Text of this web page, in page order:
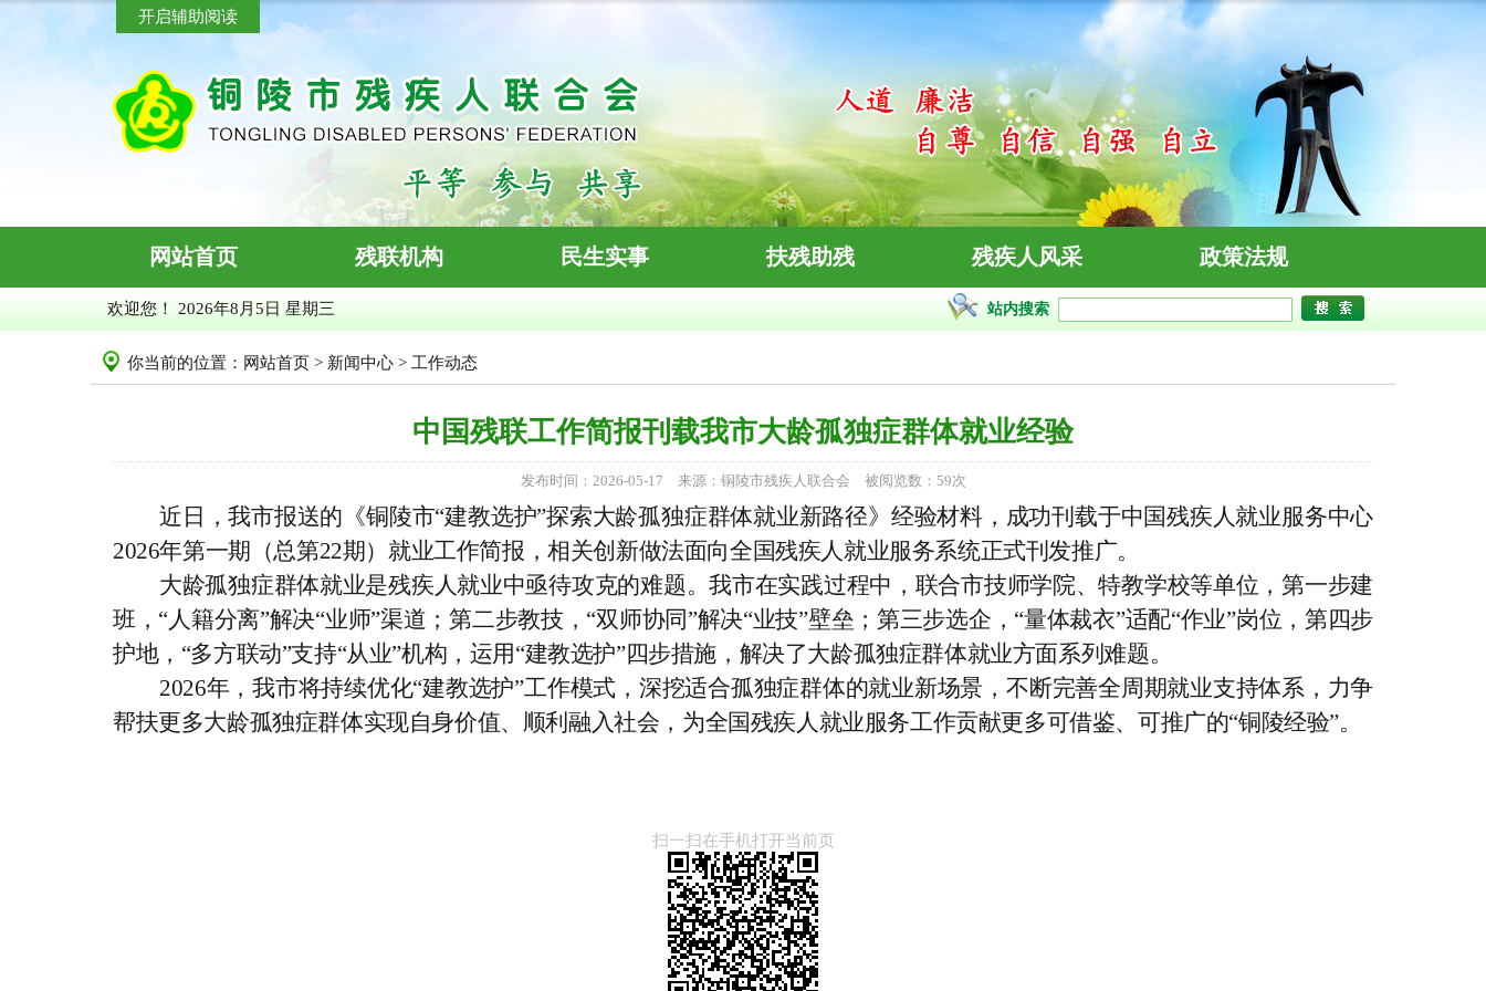
开启辅助阅读
网站首页 残联机构 民生实事 扶残助残 残疾人风采 政策法规
欢迎您！ 2026年8月5日 星期三 站内搜索
你当前的位置： 网站首页 > 新闻中心 > 工作动态
中国残联工作简报刊载我市大龄孤独症群体就业经验
发布时间：2026-05-17 来源：铜陵市残疾人联合会 被阅览数： 59次
近日，我市报送的《铜陵市“建教选护”探索大龄孤独症群体就业新路径》经验材料，成功刊载于中国残疾人就业服务中心
2026年第一期（总第22期）就业工作简报，相关创新做法面向全国残疾人就业服务系统正式刊发推广。
大龄孤独症群体就业是残疾人就业中亟待攻克的难题。我市在实践过程中，联合市技师学院、特教学校等单位，第一步建
班， “人籍分离”解决“业师”渠道；第二步教技 ， “双师协同”解决“业技”壁垒；第三步选企 ， “量体裁衣”适配“作业”岗位 ，第四步
护地， “多方联动”支持“从业”机构 ，运用“建教选护”四步措施，解决了大龄孤独症群体就业方面系列难题。
2026年，我市将持续优化“建教选护”工作模式，深挖适合孤独症群体的就业新场景，不断完善全周期就业支持体系，力争
帮扶更多大龄孤独症群体实现自身价值、顺利融入社会，为全国残疾人就业服务工作贡献更多可借鉴、可推广的“铜陵经验”。
扫一扫在手机打开当前页